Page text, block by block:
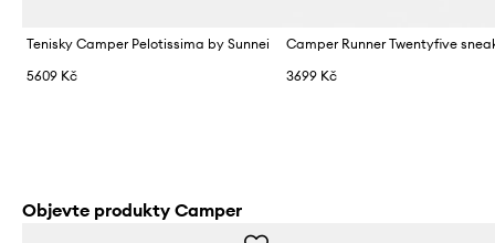
Tenisky Camper Pelotissima by Sunnei
5609 Kč
3699 Kč
Objevte produkty Camper